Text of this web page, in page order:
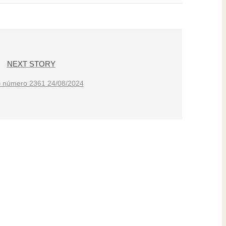
NEXT STORY
número 2361 24/08/2024